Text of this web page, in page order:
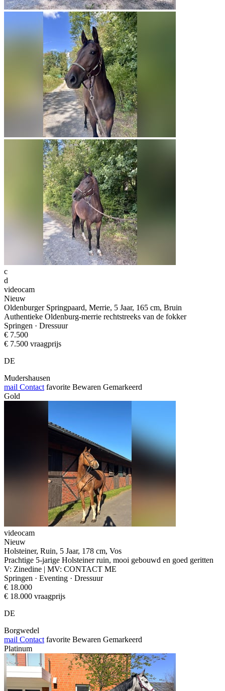
c
d
videocam
Nieuw
Oldenburger Springpaard, Merrie, 5 Jaar, 165 cm, Bruin
Authentieke Oldenburg-merrie rechtstreeks van de fokker
Springen · Dressuur
€ 7.500
€ 7.500 vraagprijs
DE
Mudershausen
mail Contact favorite Bewaren Gemarkeerd
Gold
videocam
Nieuw
Holsteiner, Ruin, 5 Jaar, 178 cm, Vos
Prachtige 5-jarige Holsteiner ruin, mooi gebouwd en goed geritten
V: Zinedine | MV: CONTACT ME
Springen · Eventing · Dressuur
€ 18.000
€ 18.000 vraagprijs
DE
Borgwedel
mail Contact favorite Bewaren Gemarkeerd
Platinum